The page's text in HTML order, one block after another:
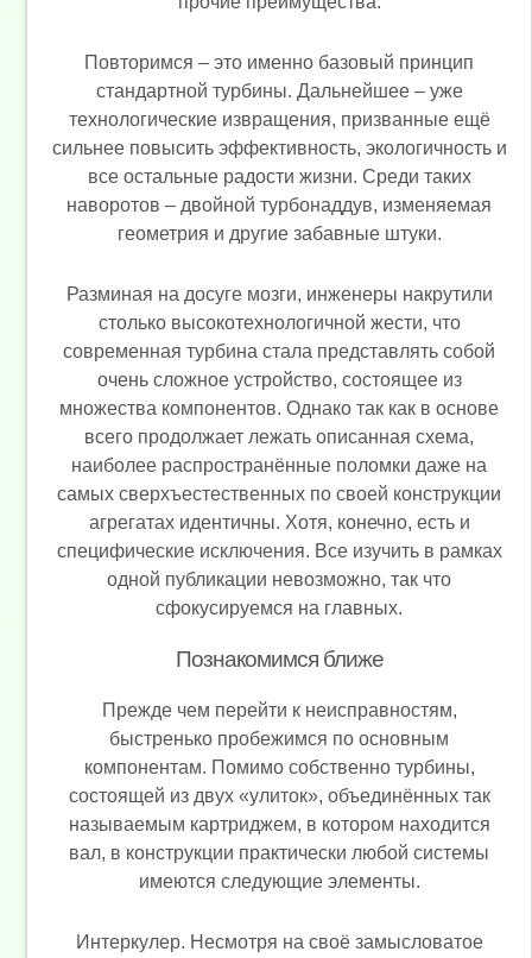
Повторимся – это именно базовый принцип
стандартной турбины. Дальнейшее – уже
технологические извращения, призванные ещё
сильнее повысить эффективность, экологичность и
все остальные радости жизни. Среди таких
наворотов – двойной турбонаддув, изменяемая
геометрия и другие забавные штуки.
Разминая на досуге мозги, инженеры накрутили
столько высокотехнологичной жести, что
современная турбина стала представлять собой
очень сложное устройство, состоящее из
множества компонентов. Однако так как в основе
всего продолжает лежать описанная схема,
наиболее распространённые поломки даже на
самых сверхъестественных по своей конструкции
агрегатах идентичны. Хотя, конечно, есть и
специфические исключения. Все изучить в рамках
одной публикации невозможно, так что
сфокусируемся на главных.
Познакомимся ближе
Прежде чем перейти к неисправностям,
быстренько пробежимся по основным
компонентам. Помимо собственно турбины,
состоящей из двух «улиток», объединённых так
называемым картриджем, в котором находится
вал, в конструкции практически любой системы
имеются следующие элементы.
Интеркулер. Несмотря на своё замысловатое